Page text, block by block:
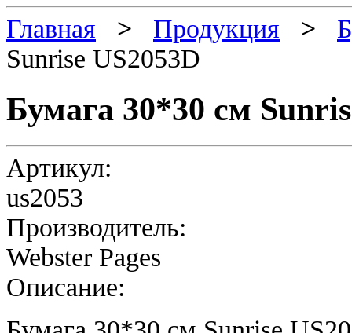
Главная > Продукция >
Sunrise US2053D
Бумага 30*30 см
Артикул:
us2053
Производитель:
Webster Pages
Описание: